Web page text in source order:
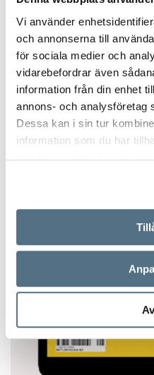
Vi använder
och annonserna till
för sociala medier och
vidarebefordrar även
information från din enhet
annons- och analysföretag
Dessa kan i sin tur
information som du har
samlat in när du har